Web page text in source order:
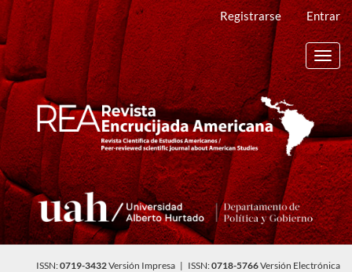
Navegación
principal
Contenido
principal
Barra
lateral
Registrarse Entrar
ISSN:0719-3432Versión Impresa | ISSN:0718-5766Versión Electrónica